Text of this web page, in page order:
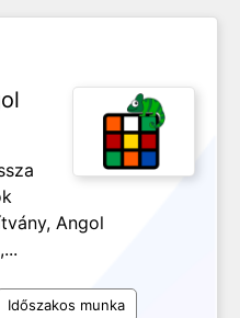
Angol
Időszakos munka